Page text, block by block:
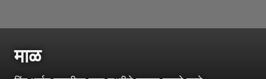
माळ